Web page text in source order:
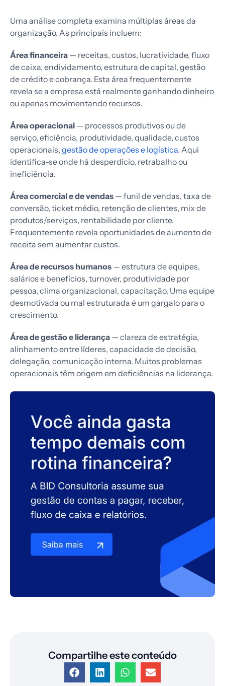
Uma análise completa examina múltiplas áreas da
organização. As principais incluem:
Área financeira — receitas, custos, lucratividade, fluxo
de caixa, endividamento, estrutura de capital, gestão
de crédito e cobrança. Esta área frequentemente
revela se a empresa está realmente ganhando dinheiro
ou apenas movimentando recursos.
Área operacional — processos produtivos ou de
serviço, eficiência, produtividade, qualidade, custos
operacionais, gestão de operações e logística. Aqui
identifica-se onde há desperdício, retrabalho ou
ineficiência.
Área comercial e de vendas — funil de vendas, taxa de
conversão, ticket médio, retenção de clientes, mix de
produtos/serviços, rentabilidade por cliente.
Frequentemente revela oportunidades de aumento de
receita sem aumentar custos.
Área de recursos humanos — estrutura de equipes,
salários e benefícios, turnover, produtividade por
pessoa, clima organizacional, capacitação. Uma equipe
desmotivada ou mal estruturada é um gargalo para o
crescimento.
Área de gestão e liderança — clareza de estratégia,
alinhamento entre líderes, capacidade de decisão,
delegação, comunicação interna. Muitos problemas
operacionais têm origem em deficiências na liderança.
Compartilhe este conteúdo